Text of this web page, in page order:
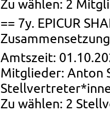
Zu wäh­len: 2
== 7y. EPI­CUR
Amts­zeit:
Mit­glie­der: Anton
Zu wäh­len: 2